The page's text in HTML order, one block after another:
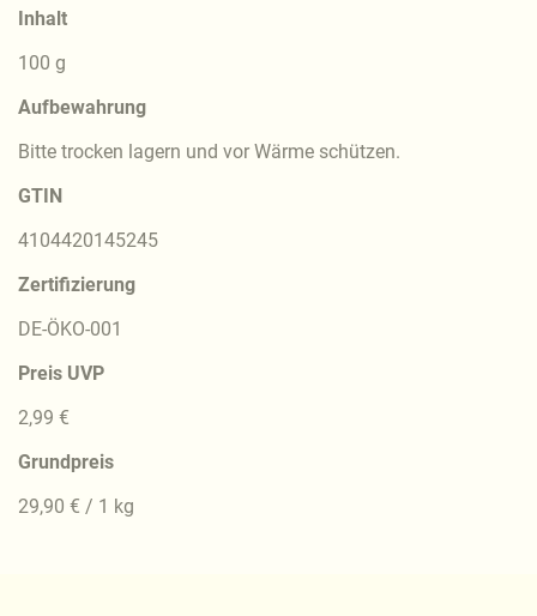
Inhalt
100 g
Aufbewahrung
Bitte trocken lagern und vor Wärme schützen.
GTIN
4104420145245
Zertifizierung
DE-ÖKO-001
Preis UVP
2,99 €
Grundpreis
29,90 € / 1 kg